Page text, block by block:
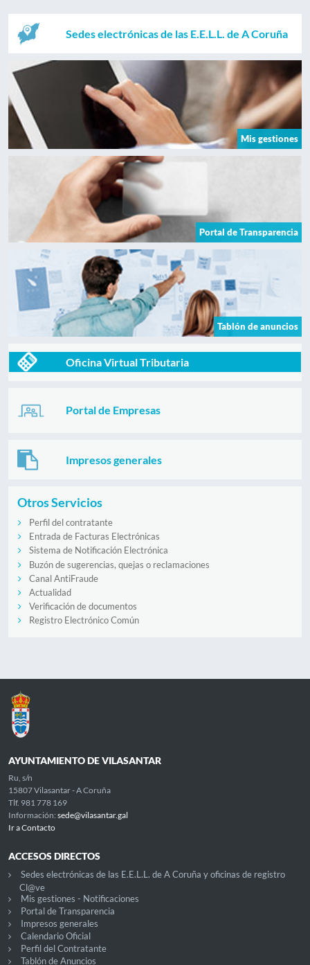
Sedes electrónicas de las E.E.L.L. de A Coruña
Mis gestiones
Portal de Transparencia
Tablón de anuncios
Oficina Virtual Tributaria
Portal de Empresas
Impresos generales
Otros Servicios
Perfil del contratante
Entrada de Facturas Electrónicas
Sistema de Notificación Electrónica
Buzón de sugerencias, quejas o reclamaciones
Canal AntiFraude
Actualidad
Verificación de documentos
Registro Electrónico Común
AYUNTAMIENTO DE VILASANTAR
Ru, s/n
15807 Vilasantar - A Coruña
Tlf. 981 778 169
Información: sede@vilasantar.gal
Ir a Contacto
ACCESOS DIRECTOS
Sedes electrónicas de las E.E.L.L. de A Coruña y oficinas de registro
Cl@ve
Mis gestiones - Notificaciones
Portal de Transparencia
Impresos generales
Calendario Oficial
Perfil del Contratante
Tablón de Anuncios